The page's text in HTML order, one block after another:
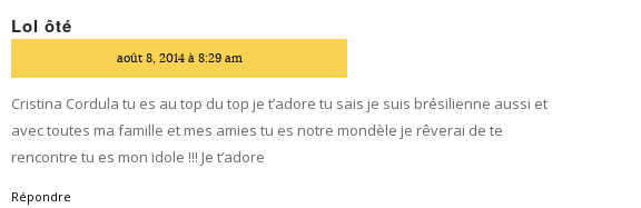
Lol ôté
août 8, 2014 à 8:29 am
Cristina Cordula tu es au top du top je t’adore tu sais je suis brésilienne aussi et
avec toutes ma famille et mes amies tu es notre mondèle je rêverai de te
rencontre tu es mon idole !!! Je t’adore
Répondre